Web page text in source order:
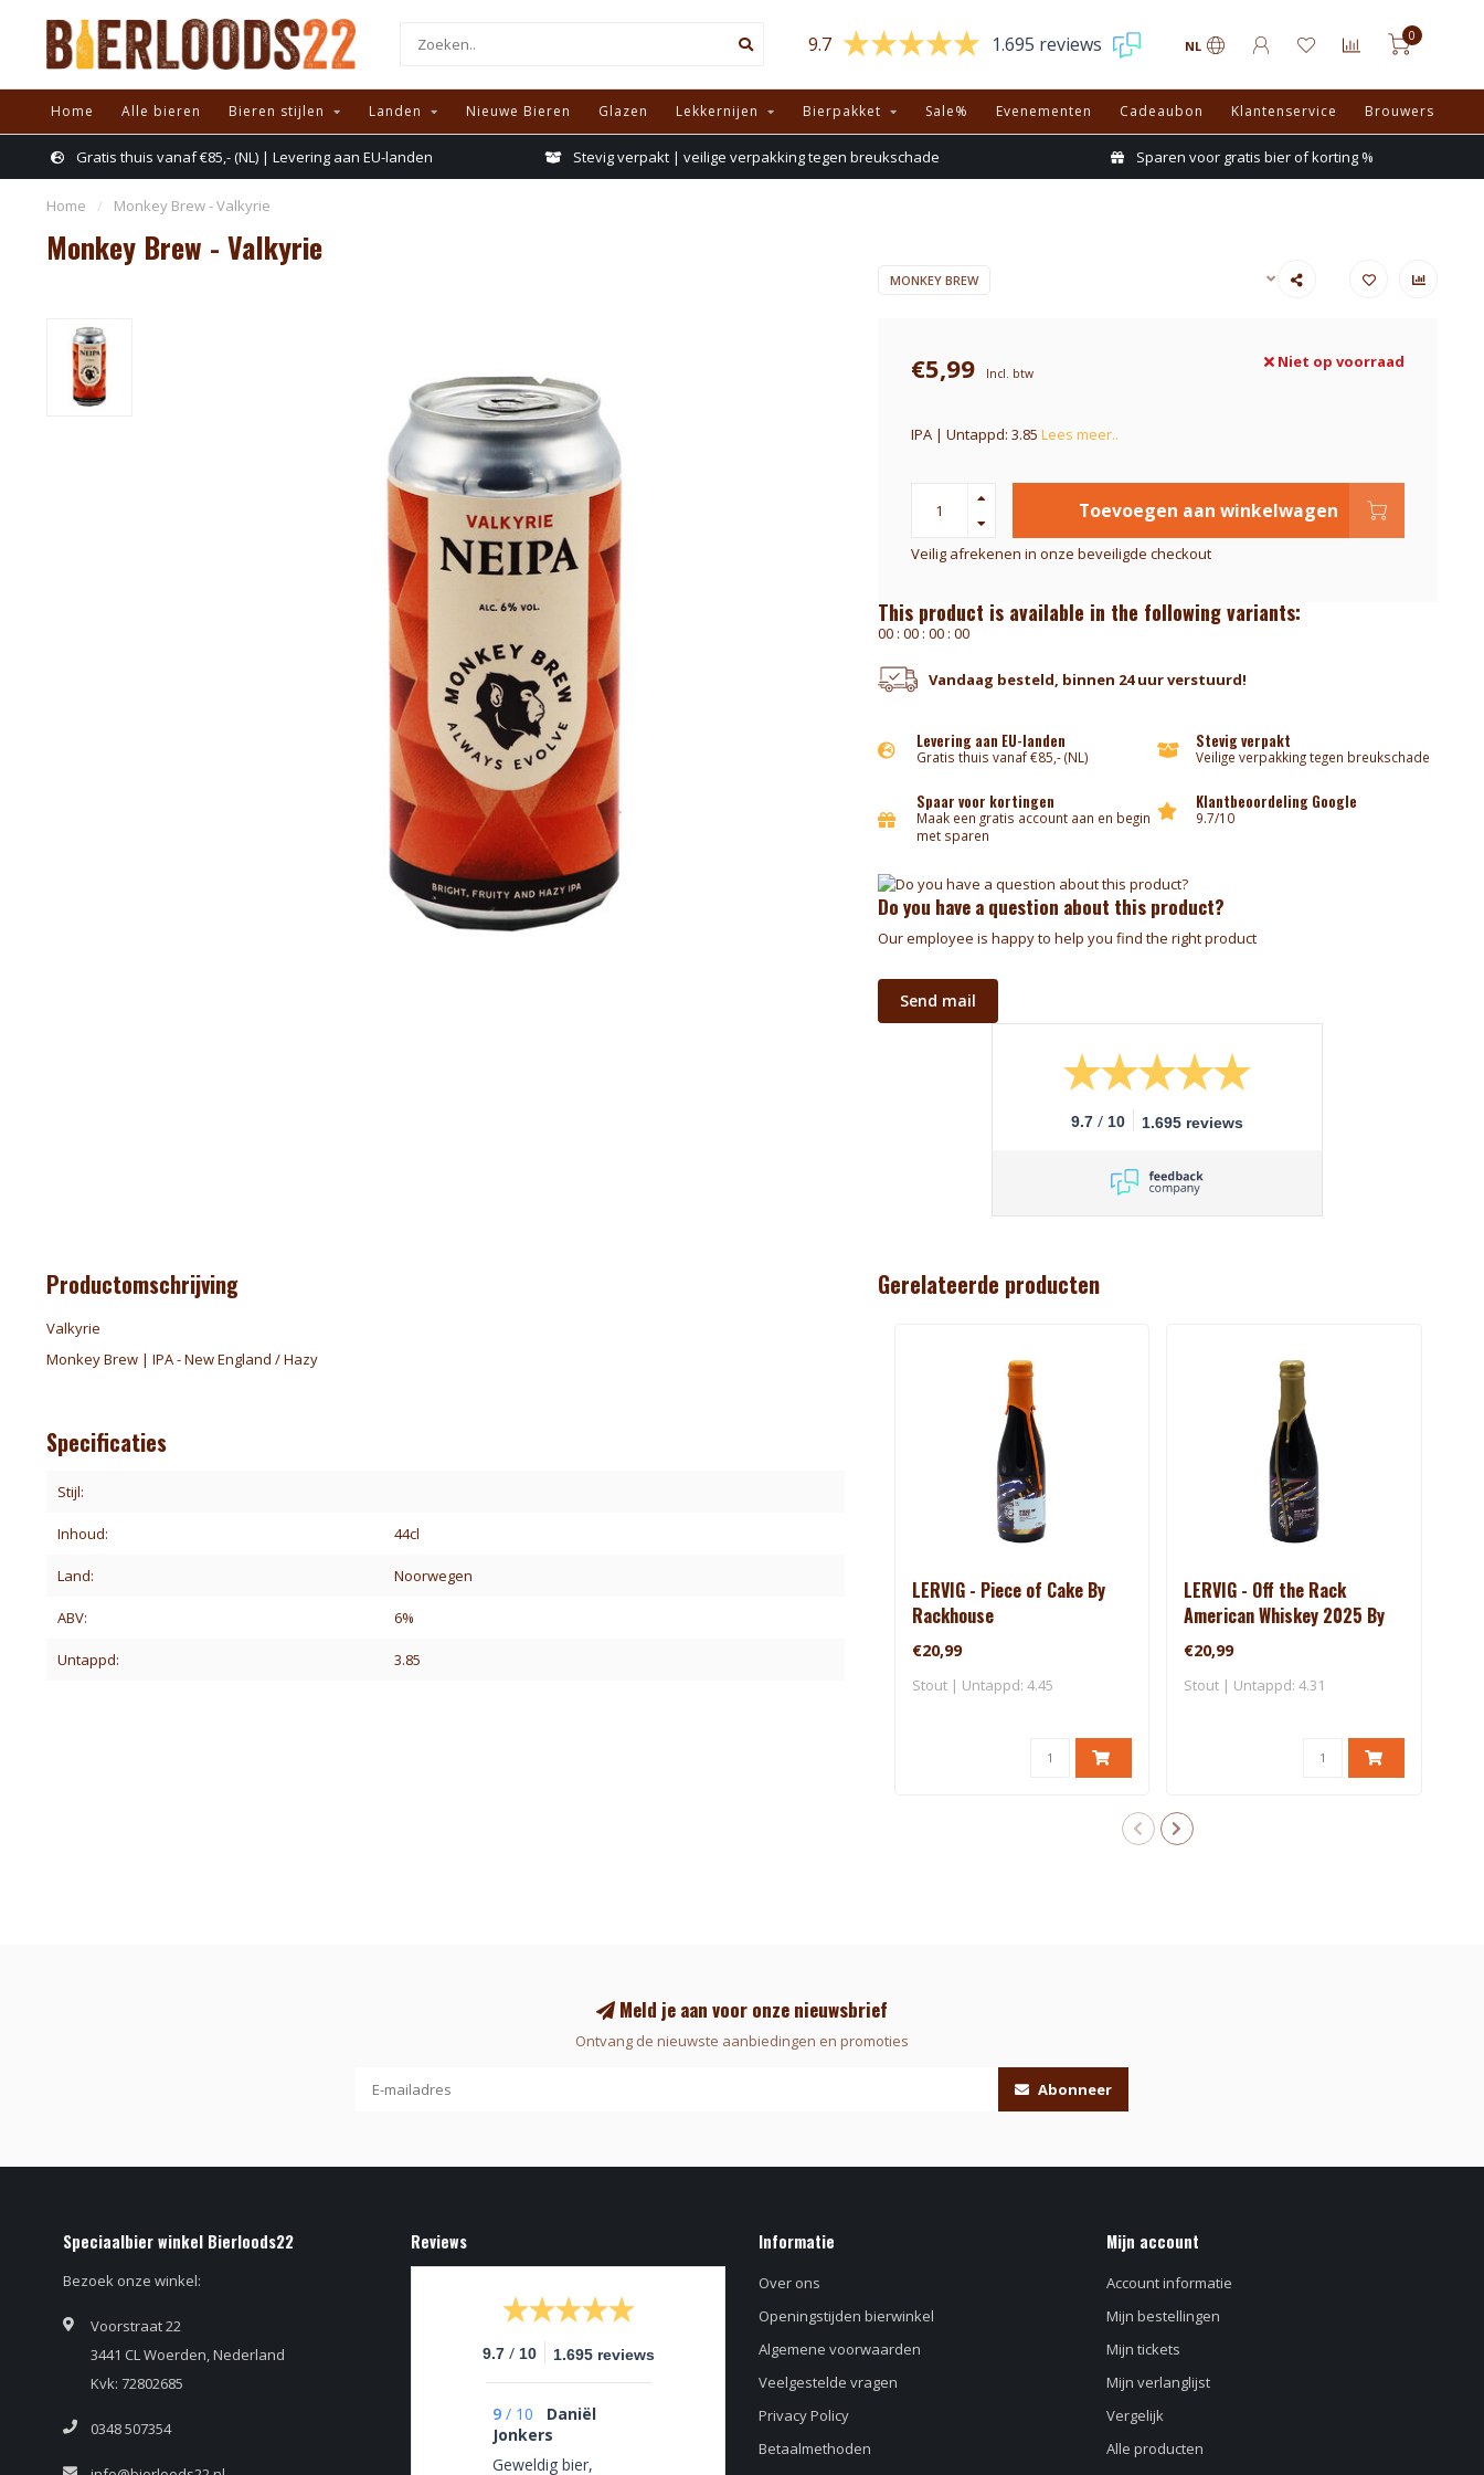
9.7 1.695 reviews NL
0
Home Alle bieren Bieren stijlen Landen Nieuwe Bieren Glazen Lekkernijen Bierpakket Sale% Evenementen Cadeaubon Klantenservice Brouwers
Gratis thuis vanaf €85,- (NL) | Levering aan EU-landen Stevig verpakt | veilige verpakking tegen breukschade Sparen voor gratis bier of korting %
Home / Monkey Brew - Valkyrie
Monkey Brew - Valkyrie
MONKEY BREW
€5,99 Incl. btw
Niet op voorraad
IPA | Untappd: 3.85 Lees meer..
Toevoegen aan winkelwagen
Veilig afrekenen in onze beveiligde checkout
This product is available in the following variants:
00: 00: 00: 00
Vandaag besteld, binnen 24 uur verstuurd!
Levering aan EU-landen
Gratis thuis vanaf €85,- (NL)
Stevig verpakt
Veilige verpakking tegen breukschade
Spaar voor kortingen
Maak een gratis account aan en begin
met sparen
Klantbeoordeling Google
9.7/10
Do you have a question about this product?
Our employee is happy to help you find the right product
Send mail
9.7 / 10 1.695 reviews
Productomschrijving
Valkyrie
Monkey Brew | IPA - New England / Hazy
Specificaties
Stijl:
Inhoud: 44cl
Land: Noorwegen
ABV: 6%
Untappd: 3.85
Gerelateerde producten
LERVIG - Piece of Cake By
Rackhouse
€20,99
Stout | Untappd: 4.45
LERVIG - Off the Rack
American Whiskey 2025 By
Rackhouse
€20,99
Stout | Untappd: 4.31
Meld je aan voor onze nieuwsbrief
Ontvang de nieuwste aanbiedingen en promoties
Abonneer
Speciaalbier winkel Bierloods22
Bezoek onze winkel:
Voorstraat 22
3441 CL Woerden, Nederland
Kvk: 72802685
0348 507354
Reviews
9.7 / 10 1.695 reviews
9 / 10
Daniël
Jonkers
Geweldig bier,
Informatie
Over ons
Openingstijden bierwinkel
Algemene voorwaarden
Veelgestelde vragen
Privacy Policy
Betaalmethoden
Mijn account
Account informatie
Mijn bestellingen
Mijn tickets
Mijn verlanglijst
Vergelijk
Alle producten